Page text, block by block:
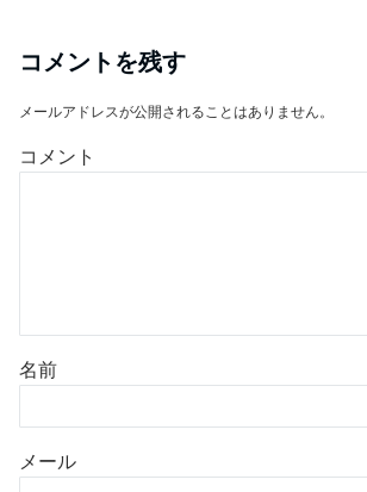
コメントを残す
メールアドレスが公開されることはありません。
コメント
名前
メール